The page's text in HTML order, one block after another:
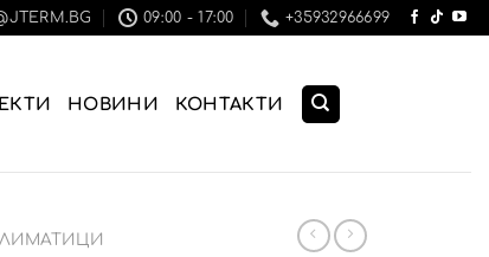
09:00 - 17:00 +35932966699
НОВИНИ КОНТАКТИ